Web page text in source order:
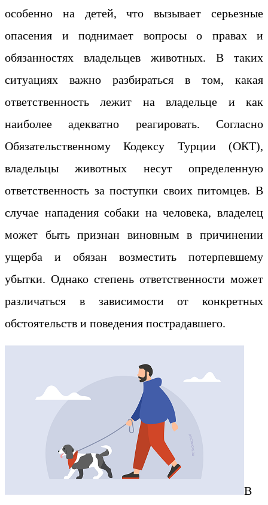
особенно на детей, что вызывает серьезные
опасения и поднимает вопросы о правах и
обязанностях владельцев животных. В таких
ситуациях важно разбираться в том, какая
ответственность лежит на владельце и как
наиболее адекватно реагировать. Согласно
Обязательственному Кодексу Турции (ОКТ),
владельцы животных несут определенную
ответственность за поступки своих питомцев. В
случае нападения собаки на человека, владелец
может быть признан виновным в причинении
ущерба и обязан возместить потерпевшему
убытки. Однако степень ответственности может
различаться в зависимости от конкретных
обстоятельств и поведения пострадавшего.
В